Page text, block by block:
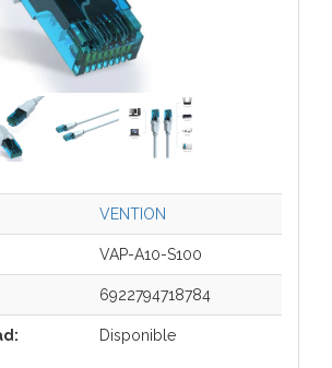
VENTION
VAP-A10-S100
6922794718784
Disponible